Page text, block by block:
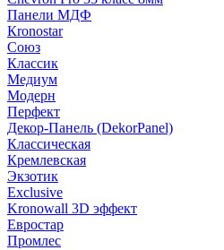
Панели МДФ
Кronostar
Союз
Классик
Медиум
Модерн
Перфект
Декор-Панель (DekorPanel)
Классическая
Кремлевская
Экзотик
Exclusive
Kronowall 3D эффект
Евростар
Промлес